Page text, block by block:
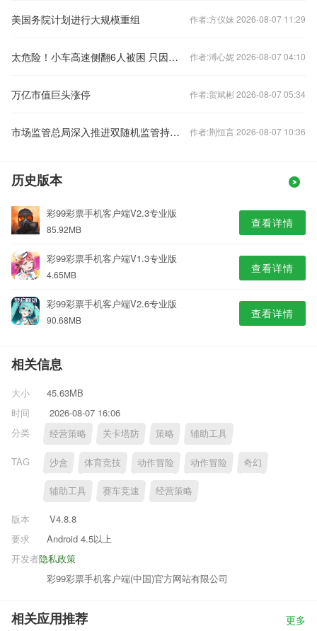
美国务院计划进行大规模重组 作者:方仪妹 2026-08-07 11:29
太危险！小车高速侧翻6人被困 只因司机疲劳驾驶 作者:溥心妮 2026-08-07 04:10
万亿市值巨头涨停 作者:贺斌彬 2026-08-07 05:34
市场监管总局深入推进双随机监管持续规范涉企行政检查 作者:荆恒言 2026-08-07 10:36
历史版本
彩99彩票手机客户端V2.3专业版
85.92MB 查看详情
彩99彩票手机客户端V1.3专业版
4.65MB 查看详情
彩99彩票手机客户端V2.6专业版
90.68MB 查看详情
相关信息
大小
45.63MB
时间
2026-08-07 16:06
分类
经营策略 关卡塔防 策略 辅助工具
TAG 沙盒 体育竞技 动作冒险 动作冒险 奇幻
辅助工具 赛车竞速 经营策略
版本
V4.8.8
要求
Android 4.5以上
隐私政策
开发者
彩99彩票手机客户端(中国)官方网站有限公司
相关应用推荐 更多